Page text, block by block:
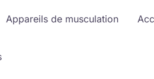
Appareils de musculation